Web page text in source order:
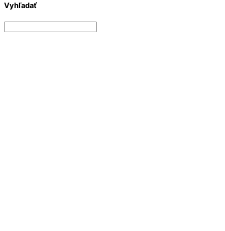
Vyhľadať